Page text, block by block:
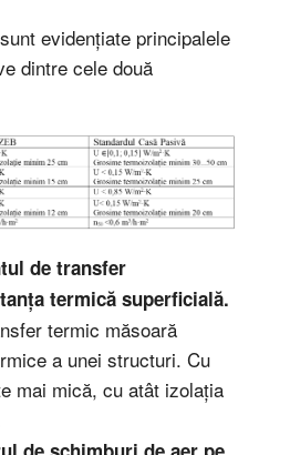
evidențiate principalele
dintre cele două
de transfer
termică superficială.
termic măsoară
a unei structuri. Cu
mai mică, cu atât izolația